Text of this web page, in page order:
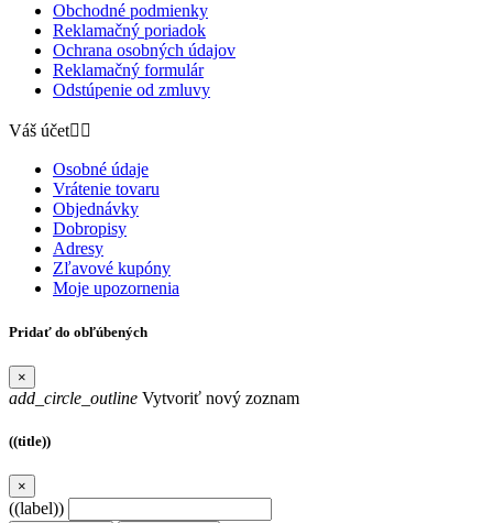
Obchodné podmienky
Reklamačný poriadok
Ochrana osobných údajov
Reklamačný formulár
Odstúpenie od zmluvy
Váš účet 
Osobné údaje
Vrátenie tovaru
Objednávky
Dobropisy
Adresy
Zľavové kupóny
Moje upozornenia
Pridať do obľúbených
×
add_circle_outline Vytvoriť nový zoznam
((title))
×
((label))